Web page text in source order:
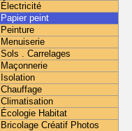
Électricité
Papier peint
Peinture
Menuiserie
Sols . Carrelages
Maçonnerie
Isolation
Chauffage
Climatisation
Écologie Habitat
Bricolage Créatif Photos